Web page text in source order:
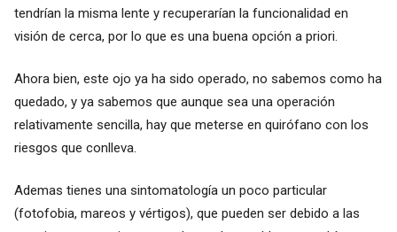
tendrían la misma lente y recuperarían la funcionalidad en
visión de cerca, por lo que es una buena opción a priori.
Ahora bien, este ojo ya ha sido operado, no sabemos como ha
quedado, y ya sabemos que aunque sea una operación
relativamente sencilla, hay que meterse en quirófano con los
riesgos que conlleva.
Ademas tienes una sintomatología un poco particular
(fotofobia, mareos y vértigos), que pueden ser debido a las